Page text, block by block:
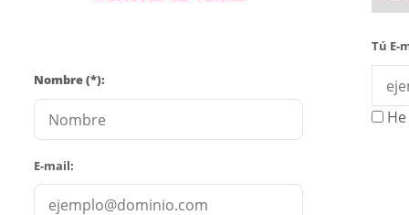
Nombre (*):
E-mail:
Tú E-